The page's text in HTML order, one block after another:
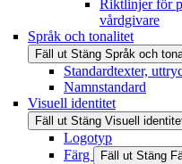
Riktlinjer för
vårdgivare
Språk och tonalitet
Fäll ut Stäng Språk och
Standardtexter,
Namnstandard
Visuell identitet
Fäll ut Stäng Visuell
Logotyp
Färg
Fäll ut Stäng